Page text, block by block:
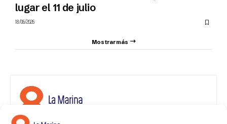
lugar el 11 de julio
18/06/2026
Mostrar más